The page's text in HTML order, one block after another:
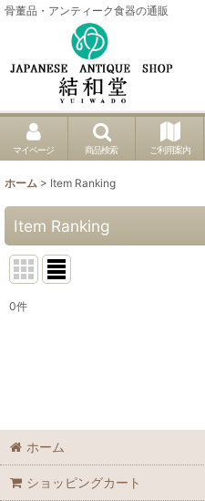
骨董品・アンティーク食器の通販
マイページ 商品検索 ご利用案内
ホーム > Item Ranking
Item Ranking
0件
ホーム
ショッピングカート